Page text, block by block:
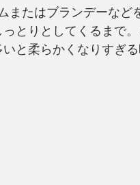
またはブランデーなど
とりとしてくるまで。
と柔らかくなりすぎる